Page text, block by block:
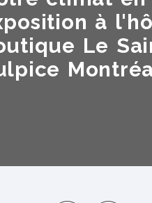
à
Le